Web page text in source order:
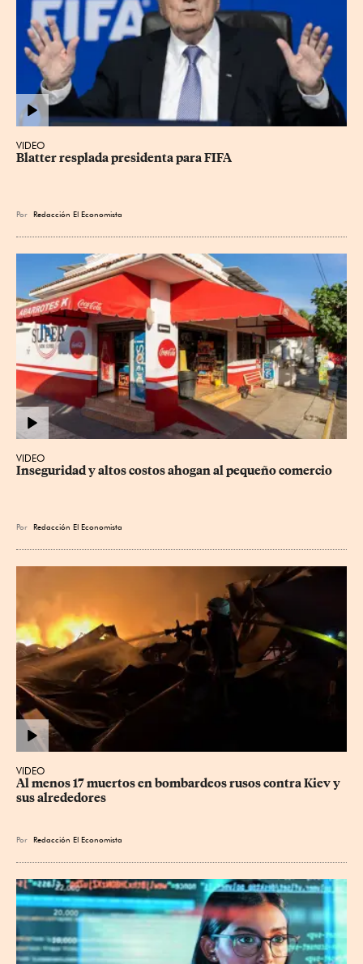
VIDEO
Blatter resplada presidenta para FIFA
Por Redacción El Economista
VIDEO
Inseguridad y altos costos ahogan al pequeño comercio
Por Redacción El Economista
VIDEO
Al menos 17 muertos en bombardeos rusos contra Kiev y
sus alrededores
Por Redacción El Economista